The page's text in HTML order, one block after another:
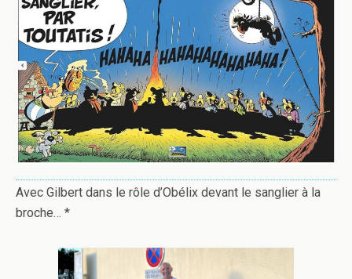
Avec Gilbert dans le rôle d’Obélix devant le sanglier à la
broche… *